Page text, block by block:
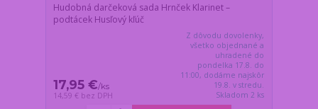
Hudobná darčeková sada Hrnček Klarinet –
podtácek Husľový kľúč
17,95 €/ks
14,59 € bez DPH
Z dôvodu dovolenky,
všetko objednané a
uhradené do
pondelka 17.8. do
11:00, dodáme najskôr
19.8. v stredu.
Skladom 2 ks